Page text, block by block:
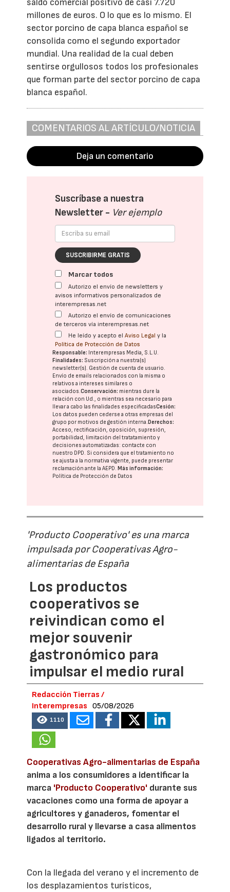
saldo comercial positivo de casi 7.720
millones de euros. O lo que es lo mismo. El
sector porcino de capa blanca español se
consolida como el segundo exportador
mundial. Una realidad de la cual deben
sentirse orgullosos todos los profesionales
que forman parte del sector porcino de capa
blanca español.
COMENTARIOS AL ARTÍCULO/NOTICIA
Deja un comentario
Suscríbase a nuestra
Newsletter - Ver ejemplo
SUSCRIBIRME GRATIS
Marcar todos
Autorizo el envío de newsletters y
avisos informativos personalizados de
interempresas.net
Autorizo el envío de comunicaciones
de terceros vía interempresas.net
He leído y acepto elAviso Legal y la
Política de Protección de Datos
Responsable: Interempresas Media, S.L.U.
Finalidades: Suscripción a nuestra(s)
newsletter(s). Gestión de cuenta de usuario.
Envío de emails relacionados con la misma o
relativos a intereses similares o
asociados.Conservación: mientras dure la
relación con Ud., o mientras sea necesario para
llevar a cabo las finalidades especificadasCesión:
Los datos pueden cederse a otras empresas del
grupo por motivos de gestión interna.Derechos:
Acceso, rectificación, oposición, supresión,
portabilidad, limitación del tratatamiento y
decisiones automatizadas: contacte con
nuestro DPD . Si considera que el tratamiento no
se ajusta a la normativa vigente, puede presentar
reclamación ante laAEPD .Más información:
Política de Protección de Datos
'Producto Cooperativo' es una marca
impulsada por Cooperativas Agro-
alimentarias de España
Los productos
cooperativos se
reivindican como el
mejor souvenir
gastronómico para
impulsar el medio rural
Redacción Tierras /
Interempresas
05/08/2026
1110
Cooperativas Agro-alimentarias de España
anima a los consumidores a identificar la
marca 'Producto Cooperativo' durante sus
vacaciones como una forma de apoyar a
agricultores y ganaderos, fomentar el
desarrollo rural y llevarse a casa alimentos
ligados al territorio.
Con la llegada del verano y el incremento de
los desplazamientos turísticos,